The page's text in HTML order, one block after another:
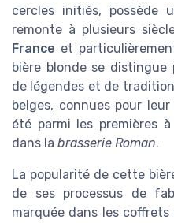
cercles initiés, possède
remonte à plusieurs
France et
bière blondese distingue
de légendes et de
belges, connues pour
été parmi les premières
dans la brasserie Roman.
La popularité de cette
de ses processus de
marquée dans les coffrets